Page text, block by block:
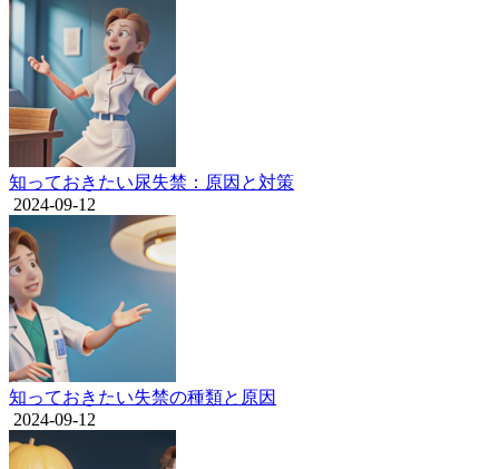
知っておきたい尿失禁：原因と対策
2024-09-12
知っておきたい失禁の種類と原因
2024-09-12